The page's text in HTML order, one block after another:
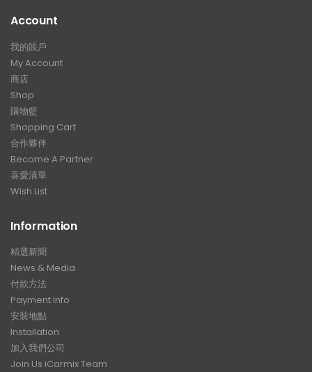
Account
我的賬戶
My Account
商店
Shop
購物籃
Shopping Cart
合作夥伴
Become A Partner
喜愛清單
Wish List
Information
精選新聞
News & Media
付款方法
Payment Info
安裝地點
Installation
加入我們公司
Join Us iCarmix Team